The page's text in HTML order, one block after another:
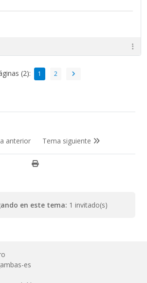
(2): 1 2
anterior Tema siguiente
en este tema: 1 invitado(s)
es